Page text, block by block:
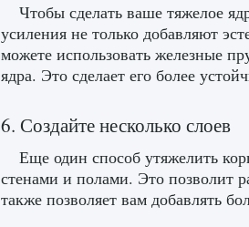
Чтобы сделать ваше тяжелое
усиления не только добавляют
можете использовать железные
ядра. Это сделает его более
6. Создайте несколько слоев
Еще один способ утяжелить
стенами и полами. Это позволит
также позволяет вам добавлять